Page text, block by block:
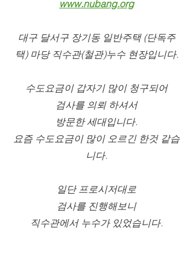
www.nubang.org
대구 달서구 장기동 일반주택 (단독주
택) 마당 직수관(철관)누수 현장입니다.
수도요금이 갑자기 많이 청구되어
검사를 의뢰 하셔서
방문한 세대입니다.
요즘 수도요금이 많이 오르긴 한것 같습
니다.
일단 프로시저대로
검사를 진행해보니
직수관에서 누수가 있었습니다.